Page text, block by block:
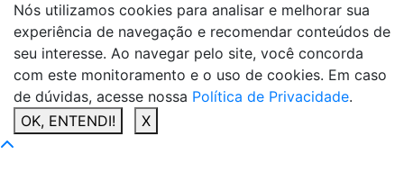
Nós utilizamos cookies para analisar e melhorar sua
experiência de navegação e recomendar conteúdos de
seu interesse. Ao navegar pelo site, você concorda
com este monitoramento e o uso de cookies. Em caso
de dúvidas, acesse nossa Política de Privacidade.
OK, ENTENDI!
X